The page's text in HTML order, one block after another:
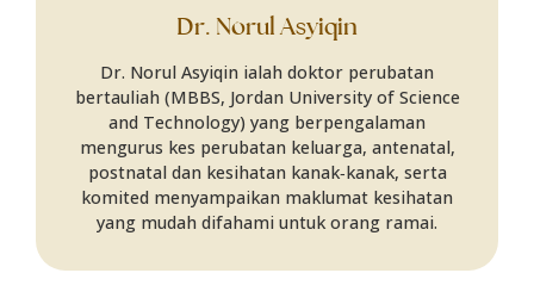
Dr. Norul Asyiqin
Dr. Norul Asyiqin ialah doktor perubatan
bertauliah (MBBS, Jordan University of Science
and Technology) yang berpengalaman
mengurus kes perubatan keluarga, antenatal,
postnatal dan kesihatan kanak‑kanak, serta
komited menyampaikan maklumat kesihatan
yang mudah difahami untuk orang ramai.